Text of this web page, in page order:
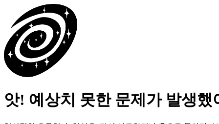
앗! 예상치 못한 문제가 발생했